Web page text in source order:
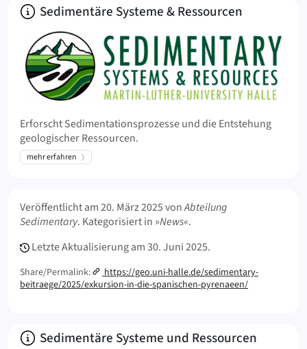
Über
Sedimentäre Systeme & Ressourcen
Erforscht Sedimentationsprozesse und die Entstehung
geologischer Ressourcen.
mehr erfahren
Veröffentlicht am20. März 2025vonAbteilung
Sedimentary. Kategorisiert in »News«.
Letzte Aktualisierung am30. Juni 2025.
Share/Permalink:
https://geo.uni-halle.de/sedimentary-
beitraege/2025/exkursion-in-die-spanischen-pyrenaeen/
Info:
Sedimentäre Systeme und Ressourcen